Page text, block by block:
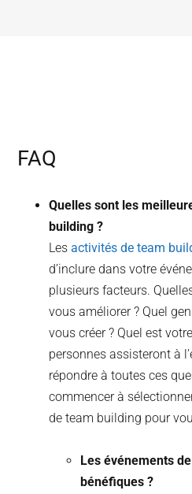
FAQ
Quelles sont les
building ?
Lesactivités de team
d’inclure dans votre
plusieurs facteurs.
vous améliorer ? Quel
vous créer ? Quel est
personnes assisteront à
répondre à toutes ces
commencer à
de team building pour
Les événements
bénéfiques ?